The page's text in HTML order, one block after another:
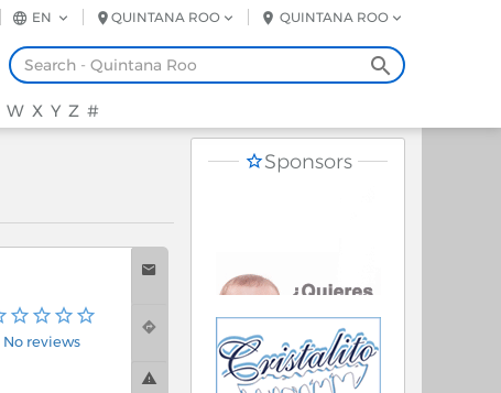
QUINTANA ROO
QUINTANA ROO
EN
W X Y Z #
No reviews
Sponsors